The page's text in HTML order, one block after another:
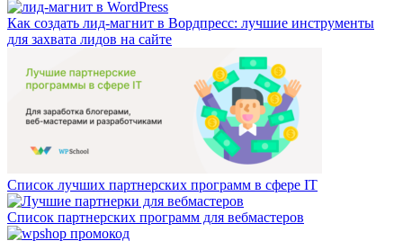
Как создать лид-магнит в Вордпресс: лучшие инструменты
для захвата лидов на сайте
Список лучших партнерских программ в сфере IT
Список партнерских программ для вебмастеров